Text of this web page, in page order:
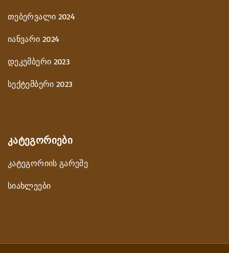
თებერვალი 2024
იანვარი 2024
დეკემბერი 2023
სექტემბერი 2023
ᲙᲐᲢᲔᲒᲝᲠᲘᲔᲑᲘ
კატეგორიის გარეშე
სიახლეები